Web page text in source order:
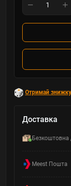
Отримай
Доставка
Безкоштовна
Meest Пошта